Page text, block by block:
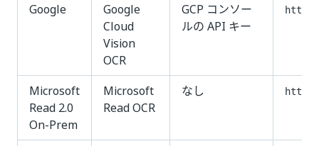
Google
Google
Cloud
Vision
OCR
GCP コンソー
ルの API キー
Microsoft
Read 2.0
On-Prem
Microsoft
Read OCR
なし